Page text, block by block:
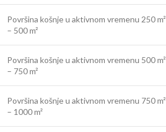
Površina košnje u aktivnom vremenu 250 m²
– 500 m²
Površina košnje u aktivnom vremenu 500 m²
– 750 m²
Površina košnje u aktivnom vremenu 750 m²
– 1000 m²